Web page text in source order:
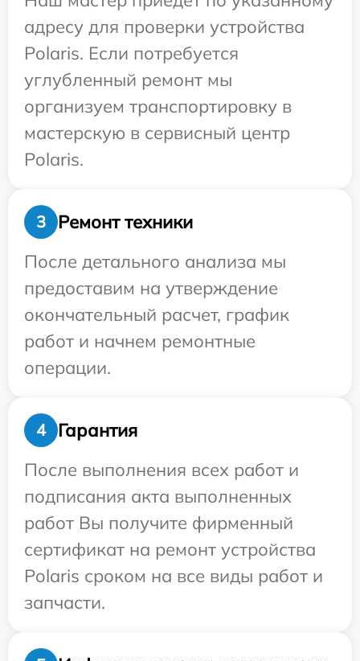
адресу для проверки устройства
Polaris. Если потребуется
углубленный ремонт мы
организуем транспортировку в
мастерскую в сервисный центр
Polaris.
3
Ремонт техники
После детального анализа мы
предоставим на утверждение
окончательный расчет, график
работ и начнем ремонтные
операции.
4
Гарантия
После выполнения всех работ и
подписания акта выполненных
работ Вы получите фирменный
сертификат на ремонт устройства
Polaris сроком на все виды работ и
запчасти.